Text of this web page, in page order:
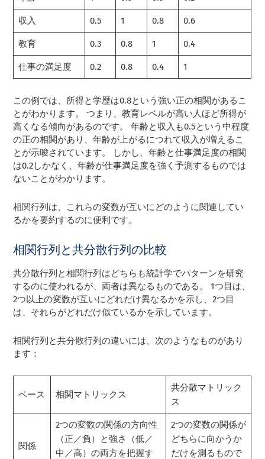
収入 0.5 1 0.8 0.6
教育 0.3 0.8 1 0.4
仕事の満足度 0.2 0.8 0.4 1
この例では、所得と学歴は0.8という強い正の相関があるこ
とがわかります。 つまり、教育レベルが高い人ほど所得が
高くなる傾向があるのです。 年齢と収入も0.5という中程度
の正の相関があり、年齢が上がるにつれて収入が増えるこ
とが示唆されています。 しかし、年齢と仕事満足度の相関
は0.2しかなく、年齢が仕事満足度を強く予測するものでは
ないことがわかります。
相関行列は、これらの変数が互いにどのように関連してい
るかを要約するのに便利です。
相関行列と共分散行列の比較
共分散行列と相関行列はどちらも統計学でパターンを研究
するのに使われるが、両者は異なるものである。 1つ目は、
2つ以上の変数が互いにどれだけ異なるかを示し、2つ目
は、それらがどれだけ似ているかを示しています。
相関行列と共分散行列の違いには、次のようなものがあり
ます：
ベース 相関マトリックス
共分散マトリック
ス
関係
2つの変数の関係の方向性
（正／負）と強さ（低／
中／高）の両方を把握す
2つの変数の関係が
どちらに向かうか
だけを測るもので